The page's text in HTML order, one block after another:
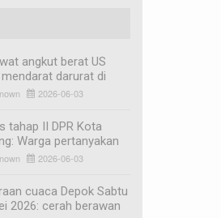
angkut berat US
mendarat darurat di
Minangkabau,
2026-06-03
tahap II DPR Kota
Warga pertanyakan
Pasar Remu dan
2026-06-03
cuaca Depok Sabtu
2026: cerah berawan